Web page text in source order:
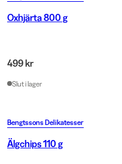
Oxhjärta 800 g
499 kr
Slut i lager
Bengtssons Delikatesser
Älgchips 110 g